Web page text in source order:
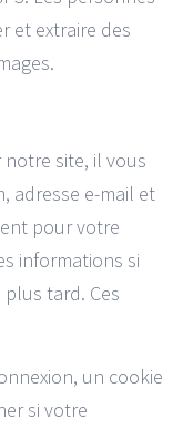
et extraire des
site, il vous
adresse e-mail et
pour votre
informations si
tard. Ces
un cookie
si votre